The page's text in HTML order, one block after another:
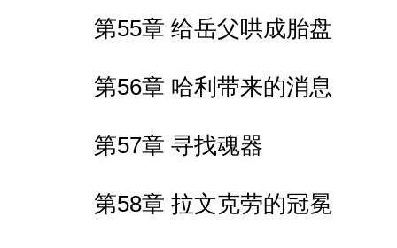
第55章 给岳父哄成胎盘
第56章 哈利带来的消息
第57章 寻找魂器
第58章 拉文克劳的冠冕